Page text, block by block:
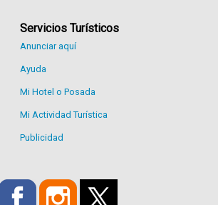
Servicios Turísticos
Anunciar aquí
Ayuda
Mi Hotel o Posada
Mi Actividad Turística
Publicidad